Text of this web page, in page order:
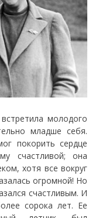
молодого
младше себя.
покорить сердце
счастливой; она
хотя все вокруг
огромной! Но
счастливым. И
сорока лет. Ее